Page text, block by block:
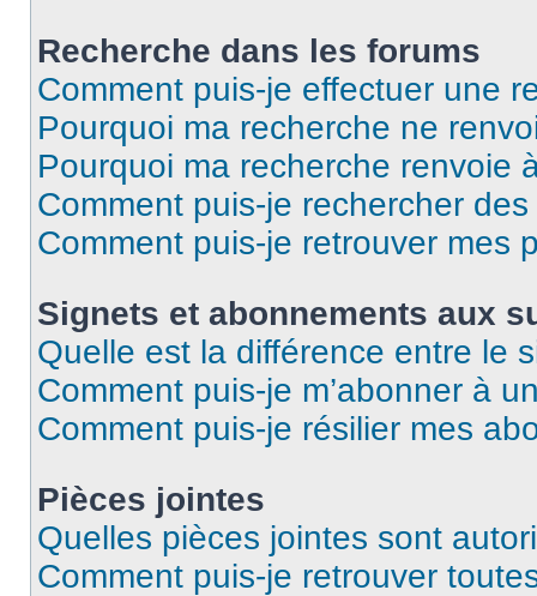
Recherche dans les forums
Comment puis-je effectuer une
Pourquoi ma recherche ne
Pourquoi ma recherche renvoie
Comment puis-je rechercher
Comment puis-je retrouver mes
Signets et abonnements aux
Quelle est la différence entre le
Comment puis-je m’abonner à
Comment puis-je résilier mes
Pièces jointes
Quelles pièces jointes sont
Comment puis-je retrouver